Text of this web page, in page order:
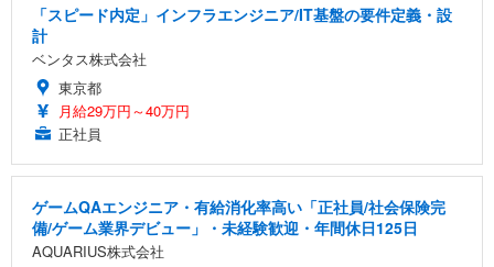
「スピード内定」インフラエンジニア/IT基盤の要件定義・設
計
ベンタス株式会社
東京都
月給29万円～40万円
正社員
ゲームQAエンジニア・有給消化率高い「正社員/社会保険完
備/ゲーム業界デビュー」・未経験歓迎・年間休日125日
AQUARIUS株式会社